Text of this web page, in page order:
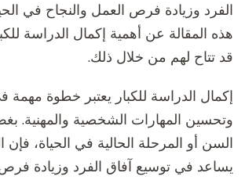
الفرد وزيادة فرص العمل والنجاح في
هذه المقالة عن أهمية إكمال الدراسة
قد تتاح لهم من خلال ذلك.
إكمال الدراسة للكبار يعتبر خطوة مهمة
وتحسين المهارات الشخصية والمهنية.
السن أو المرحلة الحالية في الحياة، فإن
يساعد في توسيع آفاق الفرد وزيادة فرص